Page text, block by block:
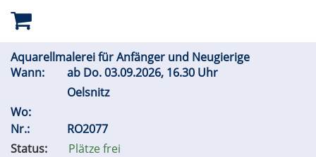
Aquarellmalerei für Anfänger und Neugierige
Wann:
ab Do.03.09.2026, 16.30 Uhr
Oelsnitz
Wo:
Nr.:
RO2077
Status:
Plätze frei